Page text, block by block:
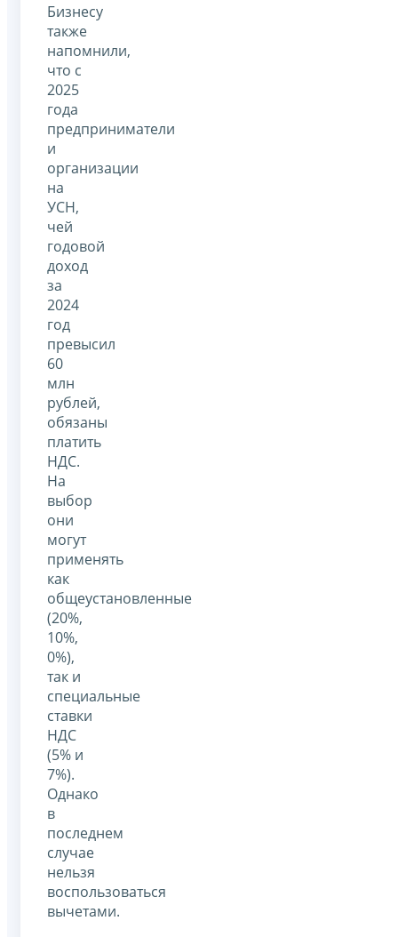
Бизнесу
также
напомнили,
что с
2025
года
предприниматели
и
организации
на
УСН,
чей
годовой
доход
за
2024
год
превысил
60
млн
рублей,
обязаны
платить
НДС.
На
выбор
они
могут
применять
как
общеустановленные
(20%,
10%,
0%),
так и
специальные
ставки
НДС
(5% и
7%).
Однако
в
последнем
случае
нельзя
воспользоваться
вычетами.